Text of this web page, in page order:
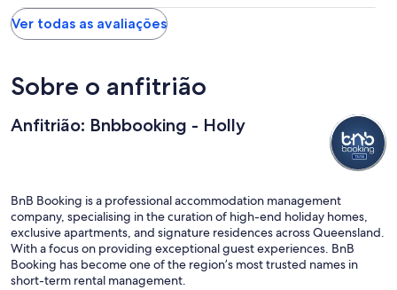
Ver todas as avaliações
Sobre o anfitrião
Anfitrião: Bnbbooking - Holly
BnB Booking is a professional accommodation management
company, specialising in the curation of high-end holiday homes,
exclusive apartments, and signature residences across Queensland.
With a focus on providing exceptional guest experiences. BnB
Booking has become one of the region’s most trusted names in
short-term rental management.